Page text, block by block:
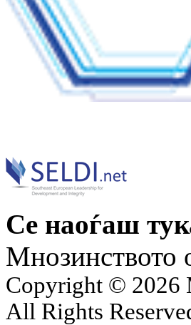
Се наоѓаш
Мнозинството
Copyright © 2026
All Rights